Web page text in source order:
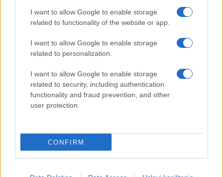
I want to allow Google to enable storage
related to functionality of the website or app.
I want to allow Google to enable storage
related to personalization.
I want to allow Google to enable storage
related to security, including authentication
functionality and fraud prevention, and other
user protection.
CONFIRM